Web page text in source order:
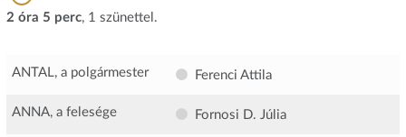
2 óra 5 perc, 1 szünettel.
ANTAL, a polgármester Ferenci Attila
ANNA, a felesége Fornosi D. Júlia